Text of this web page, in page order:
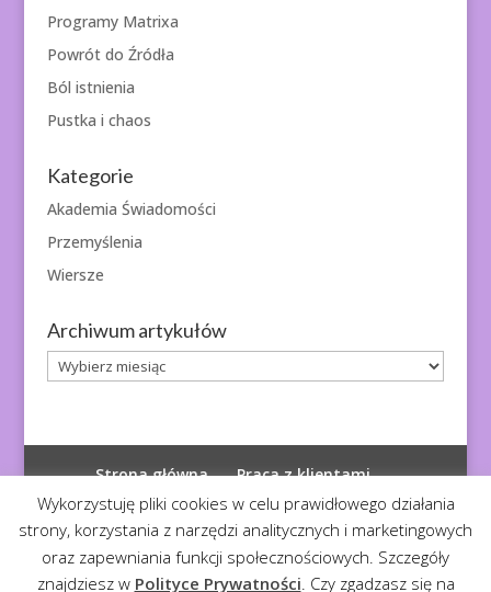
Programy Matrixa
Powrót do Źródła
Ból istnienia
Pustka i chaos
Kategorie
Akademia Świadomości
Przemyślenia
Wiersze
Archiwum artykułów
Archiwum
artykułów
Strona główna
Praca z klientami
Polityka prywatności
Wykorzystuję pliki cookies w celu prawidłowego działania
strony, korzystania z narzędzi analitycznych i marketingowych
oraz zapewniania funkcji społecznościowych. Szczegóły
znajdziesz w Polityce Prywatności. Czy zgadzasz się na